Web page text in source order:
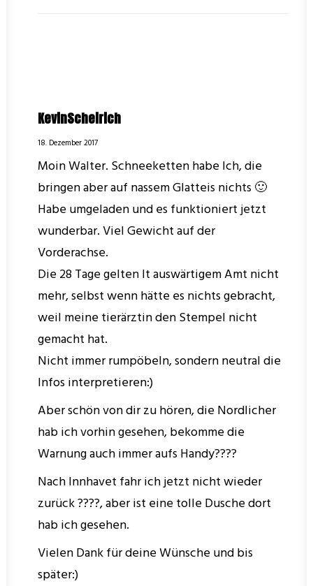
KevinScheirich
18. Dezember 2017
Moin Walter. Schneeketten habe Ich, die
bringen aber auf nassem Glatteis nichts 🙂
Habe umgeladen und es funktioniert jetzt
wunderbar. Viel Gewicht auf der
Vorderachse.
Die 28 Tage gelten lt auswärtigem Amt nicht
mehr, selbst wenn hätte es nichts gebracht,
weil meine tierärztin den Stempel nicht
gemacht hat.
Nicht immer rumpöbeln, sondern neutral die
Infos interpretieren:)
Aber schön von dir zu hören, die Nordlicher
hab ich vorhin gesehen, bekomme die
Warnung auch immer aufs Handy????
Nach Innhavet fahr ich jetzt nicht wieder
zurück ????, aber ist eine tolle Dusche dort
hab ich gesehen.
Vielen Dank für deine Wünsche und bis
später:)